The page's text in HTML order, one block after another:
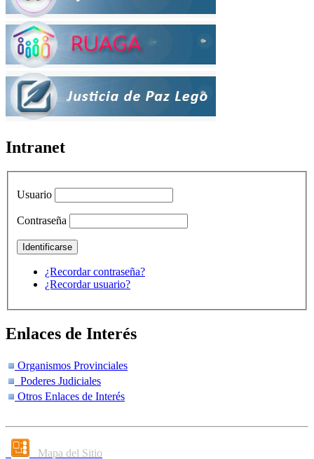
Intranet
Usuario
Contraseña
¿Recordar contraseña?
¿Recordar usuario?
Enlaces de Interés
Organismos Provinciales
Poderes Judiciales
Otros Enlaces de Interés
Mapa del Sitio